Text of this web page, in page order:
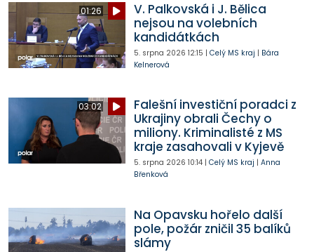
01:26
V. Palkovská i J. Bělica
nejsou na volebních
kandidátkách
5. srpna 2026 12:15 | Celý MS kraj | Bára
Kelnerová
03:02
Falešní investiční poradci z
Ukrajiny obrali Čechy o
miliony. Kriminalisté z MS
kraje zasahovali v Kyjevě
5. srpna 2026 10:14| Celý MS kraj | Anna
Břenková
Na Opavsku hořelo další
pole, požár zničil 35 balíků
slámy